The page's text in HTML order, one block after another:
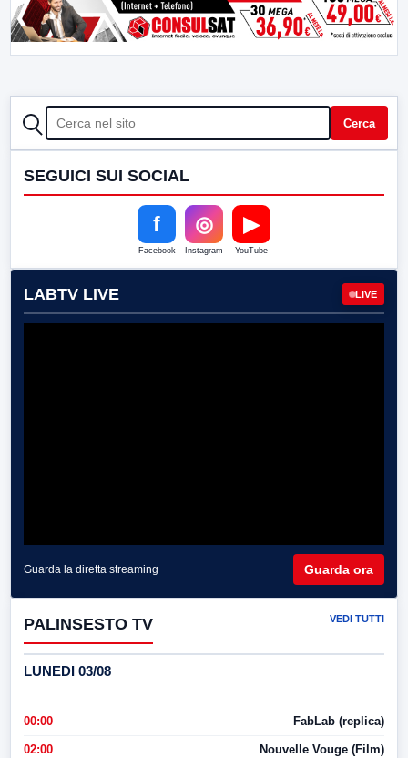
CERCA Cerca
SEGUICI SUI SOCIAL
f
Facebook
◎
Instagram
▶
YouTube
LABTV LIVE LIVE
Guarda la diretta streaming Guarda ora
PALINSESTO TV VEDI TUTTI
LUNEDI 03/08
00:00 FabLab (replica)
02:00 Nouvelle Vouge (Film)